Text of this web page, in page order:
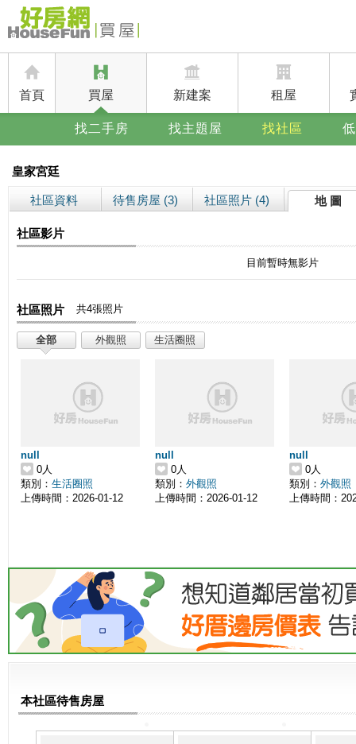
首頁 買屋 新建案 租屋
找二手房 找主題屋 找社區
皇家宮廷
社區資料 待售房屋 (3) 社區照片 (4) 地 圖
社區影片
目前暫時無影片
社區照片 共4張照片
全部 外觀照 生活圈照
null
0人
類別： 生活圈照
上傳時間：2026-01-12
null
0人
類別： 外觀照
上傳時間：2026-01-12
null
0人
類別： 外觀照
上傳時間：
本社區待售房屋